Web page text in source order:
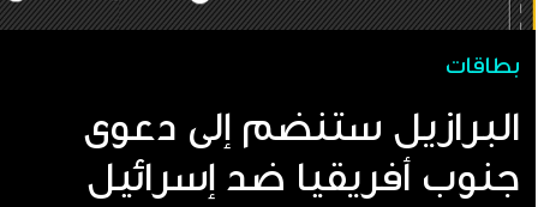
بطاقات
البرازيل ستنضم إلى دعوى
جنوب أفريقيا ضد إسرائيل